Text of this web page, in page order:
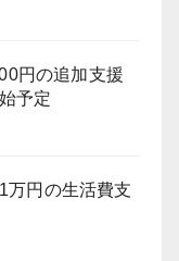
円の追加支援
予定
万円の生活費支